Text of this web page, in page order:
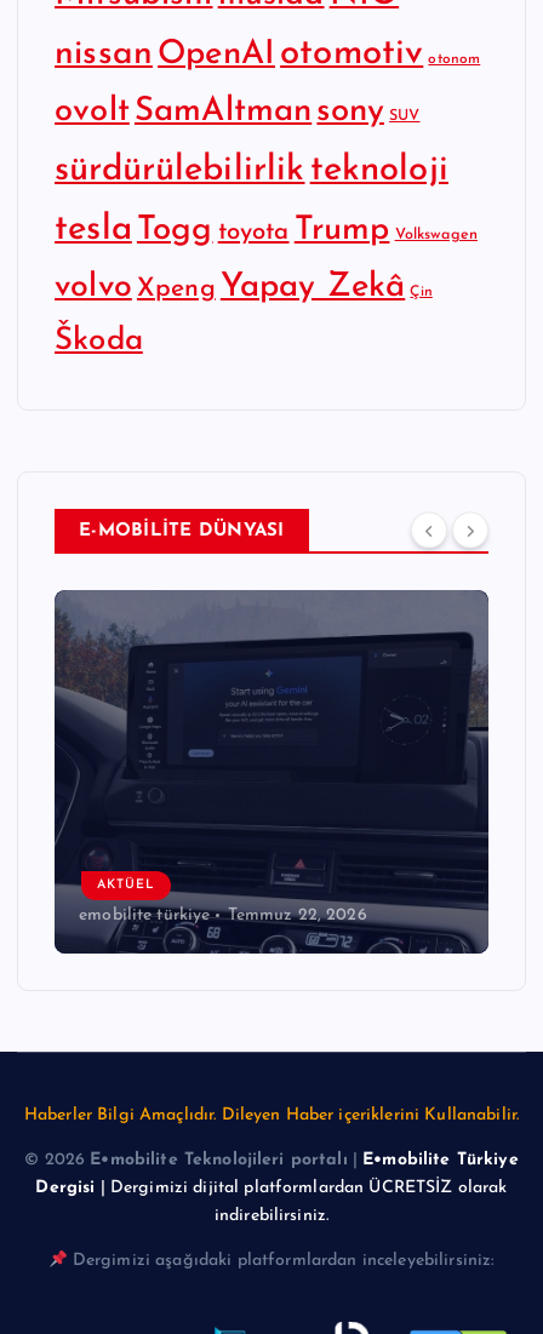
nissan OpenAI otomotiv otonom
ovoltSamAltman sony SUV
sürdürülebilirlik teknoloji
tesla Togg toyota Trump Volkswagen
volvo Xpeng Yapay Zekâ Çin
Škoda
E-MOBİLİTE DÜNYASI
AKTÜEL
emobilite türkiye Temmuz 22, 2026
Haberler Bilgi Amaçlıdır. Dileyen Haber içeriklerini Kullanabilir.
© 2026 E•mobilite Teknolojileri portalı
E•mobilite Türkiye
Dergisi | Dergimizi dijital platformlardan ÜCRETSİZ olarak
indirebilirsiniz.
Dergimizi aşağıdaki platformlardan inceleyebilirsiniz: